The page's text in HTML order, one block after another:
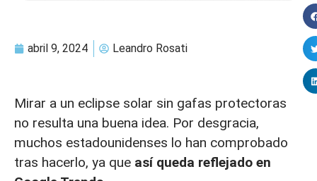
abril 9, 2024 Leandro Rosati
Mirar a un eclipse solar sin gafas protectoras
no resulta una buena idea. Por desgracia,
muchos estadounidenses lo han comprobado
tras hacerlo, ya que así queda reflejado en